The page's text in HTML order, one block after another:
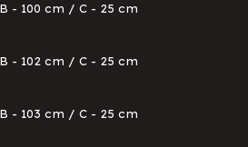
- 100 cm / C - 25 cm
- 102 cm / C - 25 cm
- 103 cm / C - 25 cm